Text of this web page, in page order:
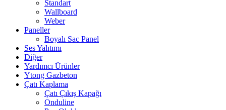
Standart
Wallboard
Weber
Paneller
Boyalı Sac Panel
Ses Yalıtımı
Diğer
Yardımcı Ürünler
Ytong Gazbeton
Çatı Kaplama
Çatı Çıkış Kapağı
Onduline